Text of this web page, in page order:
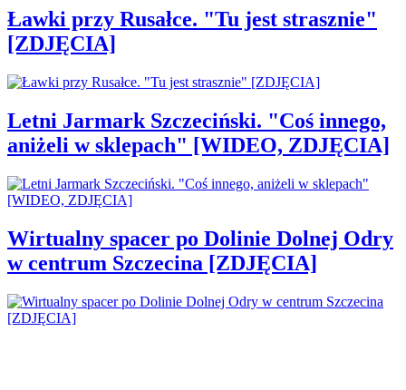
Ławki przy Rusałce. "Tu jest strasznie"
[ZDJĘCIA]
Letni Jarmark Szczeciński. "Coś innego,
aniżeli w sklepach" [WIDEO, ZDJĘCIA]
Wirtualny spacer po Dolinie Dolnej Odry
w centrum Szczecina [ZDJĘCIA]